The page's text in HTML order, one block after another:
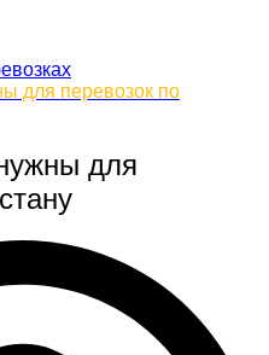
для перевозок по
для